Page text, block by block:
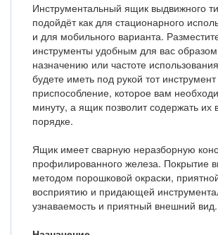
Инструментальный ящик выдвижного
подойдёт как для стационарного
и для мобильного варианта.
инструменты удобным для вас
назначению или частоте
будете иметь под рукой тот
приспособление, которое вам
минуту, а ящик позволит содержать их
порядке.
Ящик имеет сварную неразборную
профилированного железа. Покрытие
методом порошковой окраски,
восприятию и придающей
узнаваемость и приятный внешний вид.